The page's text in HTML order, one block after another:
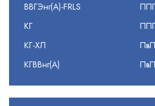
ВВГЭнг(А)-FRLS
КГ
КГ-ХЛ
КГВВнг(А)